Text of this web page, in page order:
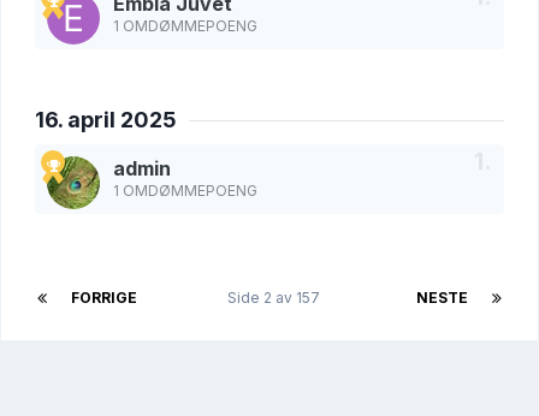
1 OMDØMMEPOENG
16. april 2025
admin
1 OMDØMMEPOENG
FORRIGE NESTE
Side 2 av 157